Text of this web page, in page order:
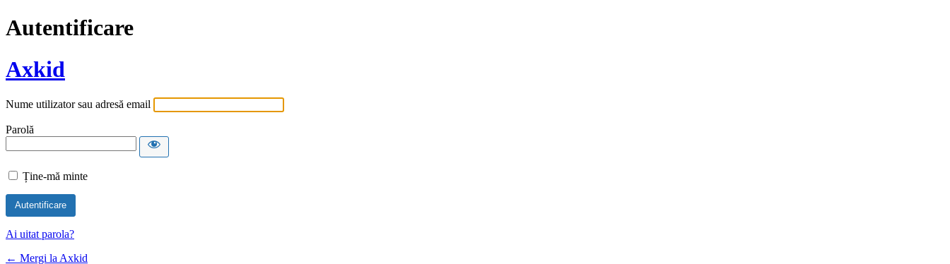
Autentificare
Axkid
Nume utilizator sau adresă email
Parolă
Ține-mă minte
Alternative:
Ai uitat parola?
← Mergi la Axkid